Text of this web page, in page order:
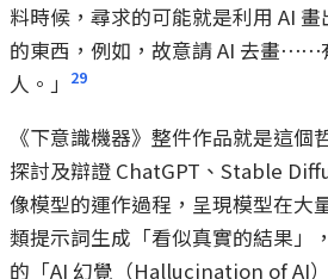
料時候，尋求的可能就是利用 AI
的東西，例如，故意請 AI 去畫⋯⋯
人。」
29
《下意識機器》整件作品就是這個
探討及辯證 ChatGPT、Stable
像模型的運作過程，呈現模型在大
類提示詞生成「看似真實的結果」
的「AI 幻覺（Hallucination of AI）